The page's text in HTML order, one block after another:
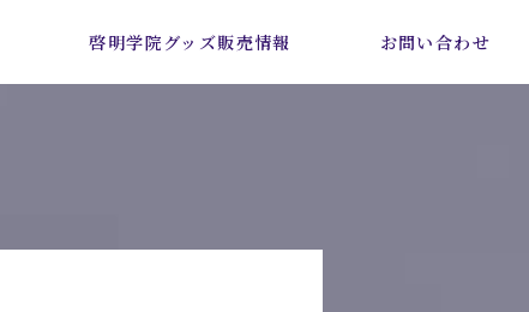
啓明学院グッズ販売情報 お問い合わせ